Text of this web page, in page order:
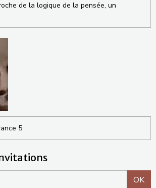
de la logique de la pensée, un
5
OK